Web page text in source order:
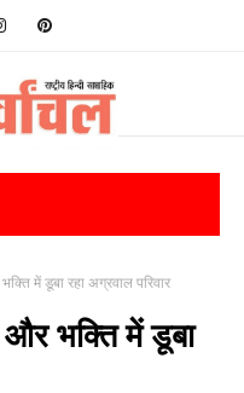
में डूबा रहा अग्रवाल परिवार
भक्ति में डूबा